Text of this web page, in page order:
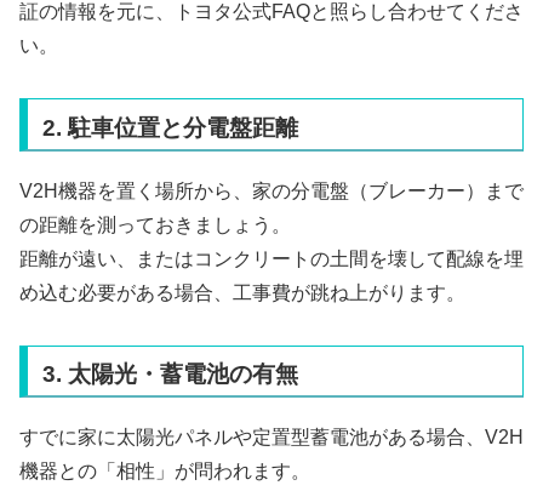
証の情報を元に、トヨタ公式FAQと照らし合わせてくださ
い。
2. 駐車位置と分電盤距離
V2H機器を置く場所から、家の分電盤（ブレーカー）まで
の距離を測っておきましょう。
距離が遠い、またはコンクリートの土間を壊して配線を埋
め込む必要がある場合、工事費が跳ね上がります。
3. 太陽光・蓄電池の有無
すでに家に太陽光パネルや定置型蓄電池がある場合、V2H
機器との「相性」が問われます。